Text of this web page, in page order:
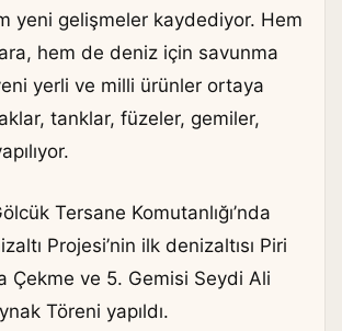
yeni gelişmeler kaydediyor. Hem
hem de deniz için savunma
yerli ve milli ürünler ortaya
tanklar, füzeler, gemiler,
Tersane Komutanlığı’nda
Projesi’nin ilk denizaltısı Piri
Çekme ve 5. Gemisi Seydi Ali
Töreni yapıldı.